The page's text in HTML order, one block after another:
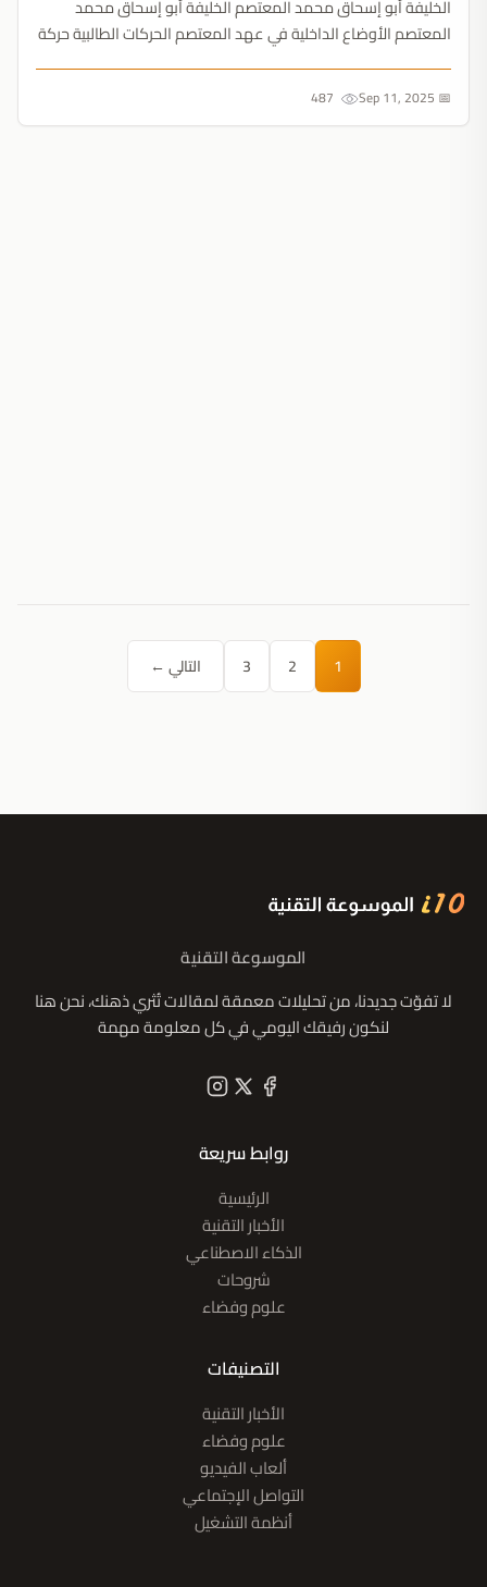
الخليفة أبو إسحاق محمد المعتصم الخليفة أبو إسحاق محمد
المعتصم الأوضاع الداخلية في عهد المعتصم الحركات الطالبية حركة
التعريف بالمعتصم هو أمير المؤمنين أبو إسحاق محمد...📅 Sep 11, 2025
1
2
3 التالي ←
الموسوعة التقنية
لا تفوّت جديدنا، من تحليلات معمقة لمقالات تُثري ذهنك، نحن هنا
لنكون رفيقك اليومي في كل معلومة مهمة
روابط سريعة
الرئيسية
الأخبار التقنية
الذكاء الاصطناعي
شروحات
علوم وفضاء
التصنيفات
الأخبار التقنية
علوم وفضاء
ألعاب الفيديو
التواصل الإجتماعي
أنظمة التشغيل